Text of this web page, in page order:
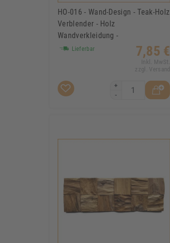
HO-016 - Wand-Design - Teak-Holz
Verblender - Holz
Wandverkleidung -
Lieferbar 7,85 €
Inkl. MwSt.
zzgl. Versand
+
-